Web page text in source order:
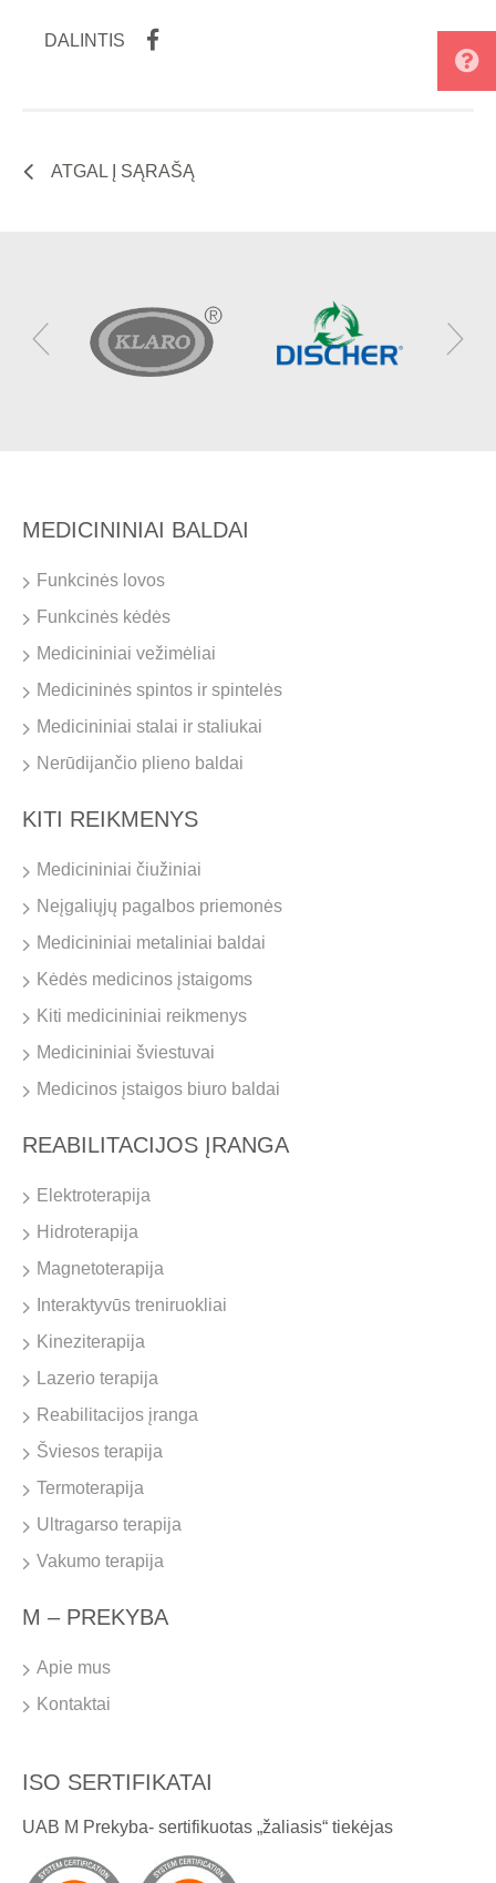
DALINTIS
ATGAL Į SĄRAŠĄ
MEDICININIAI BALDAI
Funkcinės lovos
Funkcinės kėdės
Medicininiai vežimėliai
Medicininės spintos ir spintelės
Medicininiai stalai ir staliukai
Nerūdijančio plieno baldai
KITI REIKMENYS
Medicininiai čiužiniai
Neįgaliųjų pagalbos priemonės
Medicininiai metaliniai baldai
Kėdės medicinos įstaigoms
Kiti medicininiai reikmenys
Medicininiai šviestuvai
Medicinos įstaigos biuro baldai
REABILITACIJOS ĮRANGA
Elektroterapija
Hidroterapija
Magnetoterapija
Interaktyvūs treniruokliai
Kineziterapija
Lazerio terapija
Reabilitacijos įranga
Šviesos terapija
Termoterapija
Ultragarso terapija
Vakumo terapija
M – PREKYBA
Apie mus
Kontaktai
ISO SERTIFIKATAI
UAB M Prekyba- sertifikuotas „žaliasis“ tiekėjas